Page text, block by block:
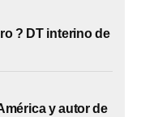
? DT interino de
y autor de